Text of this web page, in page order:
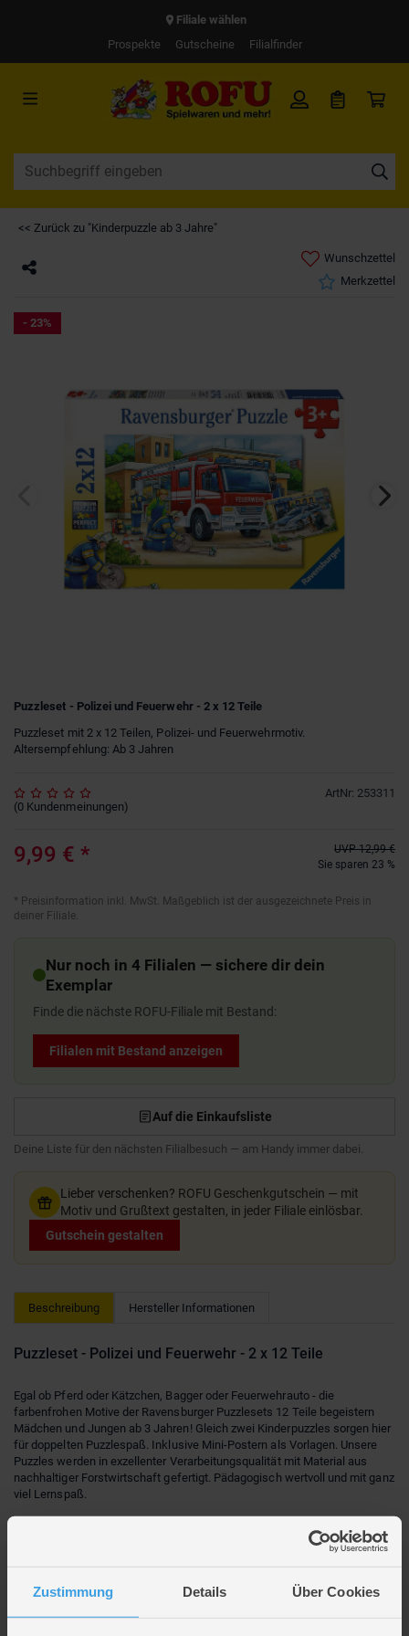
Zustimmung Details Über Cookies
Filiale wählen
Prospekte
Gutscheine Filialfinder
<< Zurück zu "Kinderpuzzle ab 3 Jahre"
Wunschzettel
Merkzettel
- 23%
Puzzleset - Polizei und Feuerwehr - 2 x 12 Teile
Puzzleset mit 2 x 12 Teilen, Polizei- und Feuerwehrmotiv.
Altersempfehlung: Ab 3 Jahren
ArtNr: 253311
(0 Kundenmeinungen)
9,99 € * UVP 12,99 €
Sie sparen 23 %
* Preisinformation inkl. MwSt. Maßgeblich ist der ausgezeichnete Preis in
deiner Filiale.
Nur noch in 4 Filialen — sichere dir dein
Exemplar
Finde die nächste ROFU-Filiale mit Bestand:
Filialen mit Bestand anzeigen
Auf die Einkaufsliste
Deine Liste für den nächsten Filialbesuch — am Handy immer dabei.
Lieber verschenken? ROFU Geschenkgutschein — mit
Motiv und Grußtext gestalten, in jeder Filiale einlösbar.
Gutschein gestalten
Beschreibung Hersteller Informationen
Puzzleset - Polizei und Feuerwehr - 2 x 12 Teile
Egal ob Pferd oder Kätzchen, Bagger oder Feuerwehrauto - die
farbenfrohen Motive der Ravensburger Puzzlesets 12 Teile begeistern
Mädchen und Jungen ab 3 Jahren! Gleich zwei Kinderpuzzles sorgen hier
für doppelten Puzzlespaß. Inklusive Mini-Postern als Vorlagen. Unsere
Puzzles werden in exzellenter Verarbeitungsqualität mit Material aus
nachhaltiger Forstwirtschaft gefertigt. Pädagogisch wertvoll und mit ganz
viel Lernspaß.
freuen - Puzzeln ist, wenn sich ein Erfolg an den anderen reiht. Deshalb
richtigen Schwierigkeit gewählt, lassen sie Kinder jeden Alters an den